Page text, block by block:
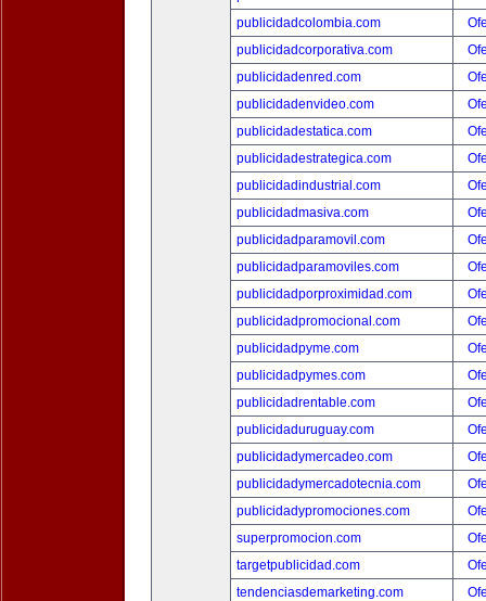
publicidadcolombia.com
publicidadcorporativa.com
publicidadenred.com
publicidadenvideo.com
publicidadestatica.com
publicidadestrategica.com
publicidadindustrial.com
publicidadmasiva.com
publicidadparamovil.com
publicidadparamoviles.com
publicidadporproximidad.com
publicidadpromocional.com
publicidadpyme.com
publicidadpymes.com
publicidadrentable.com
publicidaduruguay.com
publicidadymercadeo.com
publicidadymercadotecnia.com
publicidadypromociones.com
superpromocion.com
targetpublicidad.com
tendenciasdemarketing.com